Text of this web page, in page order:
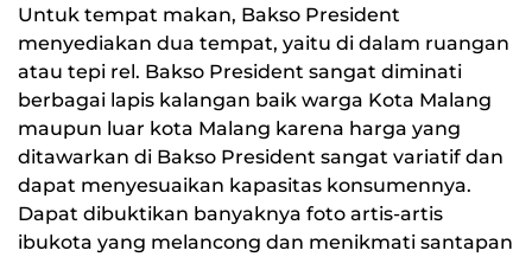
Untuk tempat makan, Bakso President
menyediakan dua tempat, yaitu di dalam ruangan
atau tepi rel. Bakso President sangat diminati
berbagai lapis kalangan baik warga Kota Malang
maupun luar kota Malang karena harga yang
ditawarkan di Bakso President sangat variatif dan
dapat menyesuaikan kapasitas konsumennya.
Dapat dibuktikan banyaknya foto artis-artis
ibukota yang melancong dan menikmati santapan